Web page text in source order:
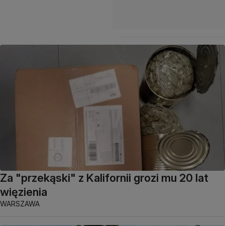
Za "przekąski" z Kalifornii grozi mu 20 lat
więzienia
WARSZAWA